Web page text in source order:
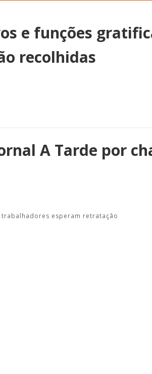
e funções
recolhidas
A Tarde por
esperam retratação
da Apcef Alerta: golpistas